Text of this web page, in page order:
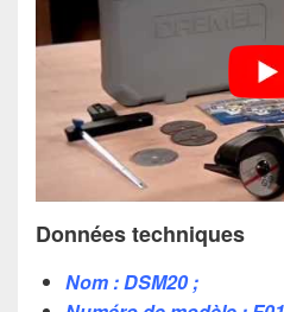
Données techniques
Nom : DSM20 ;